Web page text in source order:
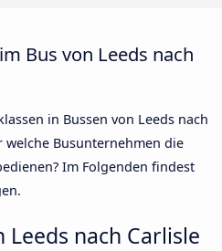
Bus von Leeds nach
in Bussen von Leeds nach
welche Busunternehmen die
Im Folgenden findest
Leeds nach Carlisle